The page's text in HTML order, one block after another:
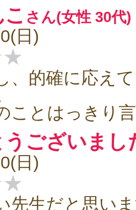
さん(女性 30代)
日)
★
、的確に応え
ことはっきり
ございまし
日)
先生だと思い